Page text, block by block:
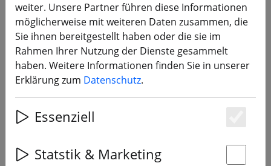
HGLRC SPECTER 15A ELRS AIO 2–4S
4in1 Flight Controller für FPV
Drohnen
weiter. Unsere Partner führen diese Informationen
möglicherweise mit weiteren Daten zusammen, die
Sie ihnen bereitgestellt haben oder die sie im
Rahmen Ihrer Nutzung der Dienste gesammelt
haben. Weitere Informationen finden Sie in unserer
Erklärung zum Datenschutz.
Essenziell
Statstik & Marketing